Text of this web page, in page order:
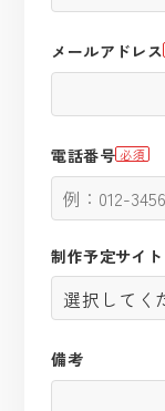
メールアドレス
電話番号 必須
制作予定サイト
備考